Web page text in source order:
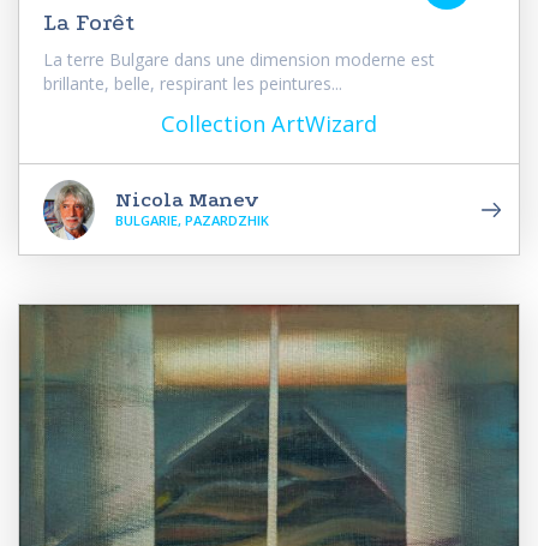
La Forêt
La terre Bulgare dans une dimension moderne est
brillante, belle, respirant les peintures...
Collection ArtWizard
Nicola Manev
BULGARIE, PAZARDZHIK